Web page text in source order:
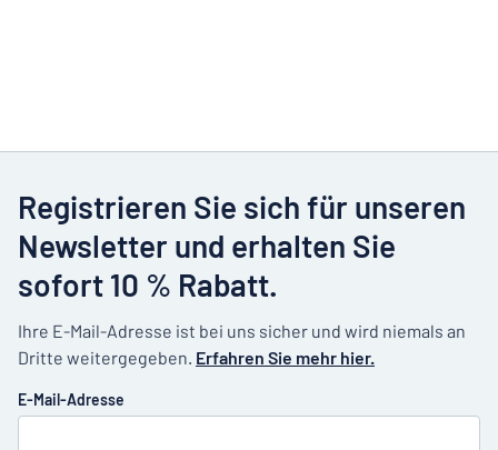
Registrieren Sie sich für unseren
Newsletter und erhalten Sie
sofort 10 % Rabatt.
Ihre E-Mail-Adresse ist bei uns sicher und wird niemals an
Dritte weitergegeben. Erfahren Sie mehr hier.
E-Mail-Adresse